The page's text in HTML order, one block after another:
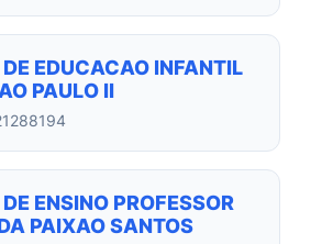
EDUCACAO INFANTIL
PAULO II
ENSINO PROFESSOR
PAIXAO SANTOS